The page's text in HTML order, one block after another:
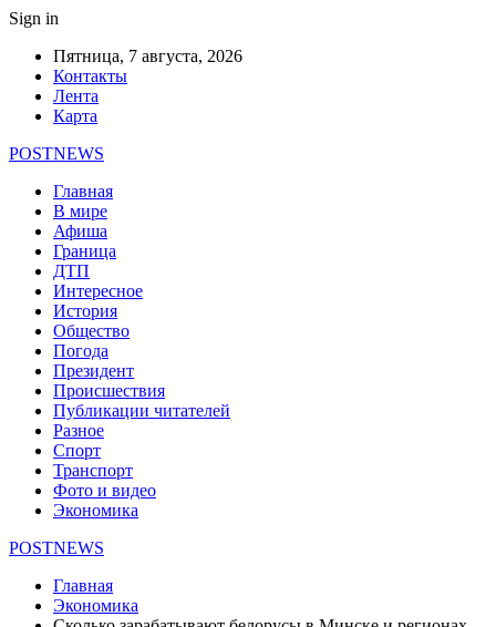
Sign in
Пятница, 7 августа, 2026
Контакты
Лента
Карта
POSTNEWS
Главная
В мире
Афиша
Граница
ДТП
Интересное
История
Общество
Погода
Президент
Происшествия
Публикации читателей
Разное
Спорт
Транспорт
Фото и видео
Экономика
POSTNEWS
Главная
Экономика